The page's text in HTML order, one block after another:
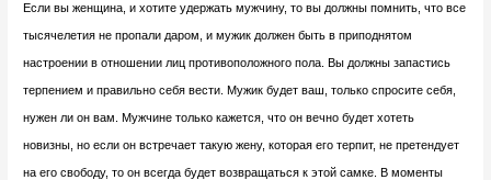
Если вы женщина, и хотите удержать мужчину, то вы должны помнить, что все
тысячелетия не пропали даром, и мужик должен быть в приподнятом
настроении в отношении лиц противоположного пола. Вы должны запастись
терпением и правильно себя вести. Мужик будет ваш, только спросите себя,
нужен ли он вам. Мужчине только кажется, что он вечно будет хотеть
новизны, но если он встречает такую жену, которая его терпит, не претендует
на его свободу, то он всегда будет возвращаться к этой самке. В моменты